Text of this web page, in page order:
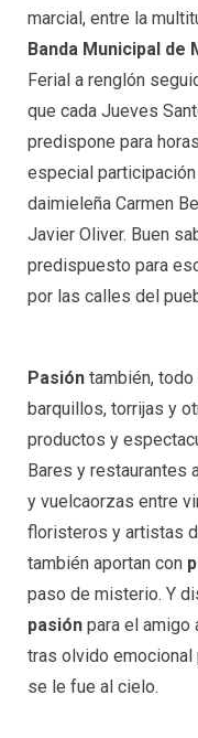
marcial, entre la
Banda Municipal de
Ferial a renglón
que cada Jueves
predispone para
especial
daimieleña Carmen
Javier Oliver. Buen
predispuesto para
por las calles del
Pasión también,
barquillos, torrijas y
productos y
Bares y restaurantes
y vuelcaorzas entre
floristeros y artistas
también aportan con
paso de misterio. Y
pasión para el amigo
tras olvido emocional
se le fue al cielo.